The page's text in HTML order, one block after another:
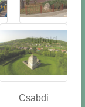
Tabajd
Csabdi